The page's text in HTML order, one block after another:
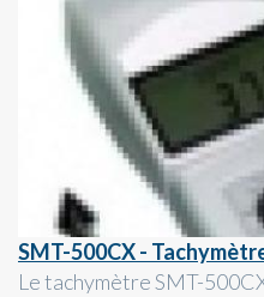
SMT-500CX -
Le tachymètre SMT-